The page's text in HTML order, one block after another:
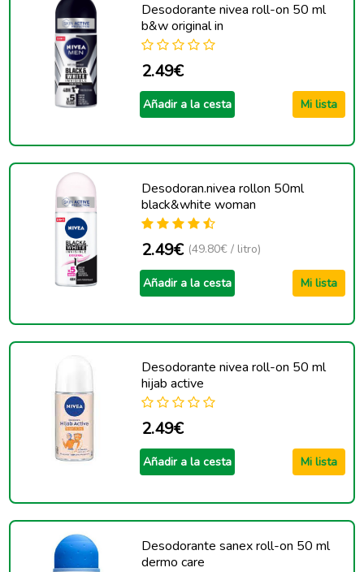
Desodorante nivea roll-on 50 ml
b&w original in
2.49€
Añadir a la cesta Mi lista
Desodoran.nivea rollon 50ml
black&white woman
2.49€ (49.80€ / litro)
Añadir a la cesta Mi lista
Desodorante nivea roll-on 50 ml
hijab active
2.49€
Añadir a la cesta Mi lista
Desodorante sanex roll-on 50 ml
dermo care